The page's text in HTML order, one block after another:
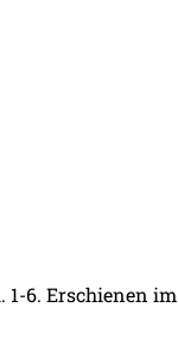
1-6. Erschienen im